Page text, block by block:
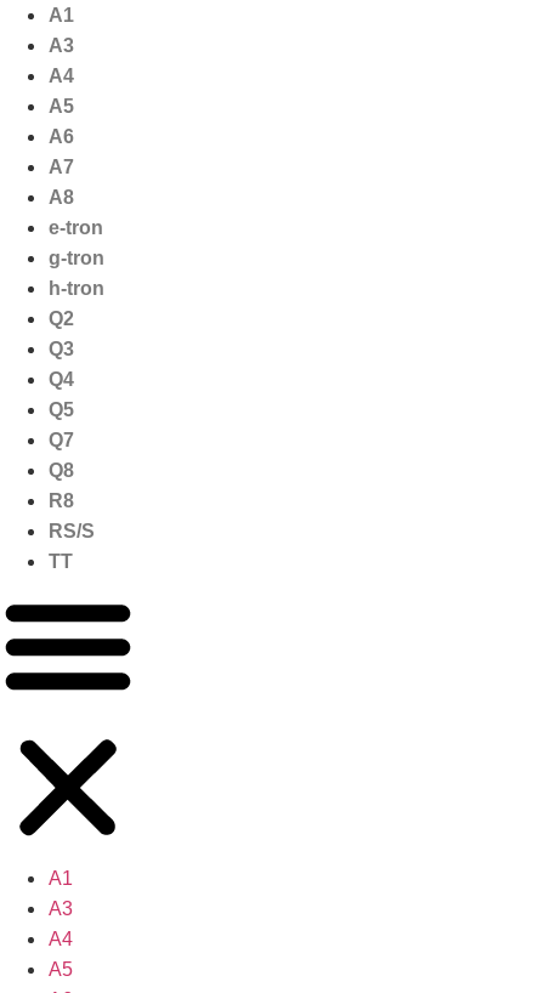
naar
inhoud
A1
A3
A4
A5
A6
A7
A8
e-tron
g-tron
h-tron
Q2
Q3
Q4
Q5
Q7
Q8
R8
RS/S
TT
A1
A3
A4
A5